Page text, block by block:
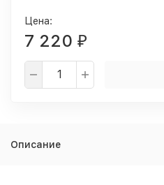
Цена:
7 220 ₽
Описание